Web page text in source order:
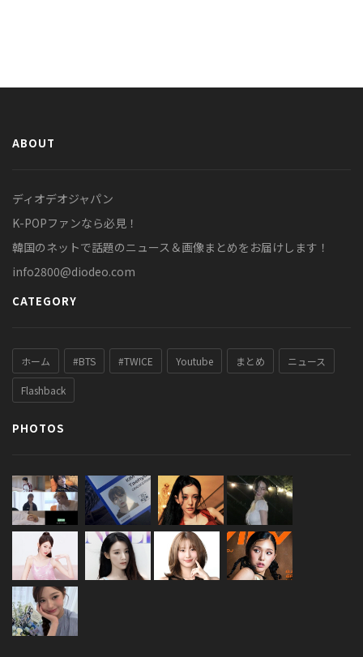
ABOUT
ディオデオジャパン
K-POPファンなら必見！
韓国のネットで話題のニュース＆画像まとめをお届けします！
info2800@diodeo.com
CATEGORY
ホーム #BTS #TWICE Youtube まとめ ニュース
Flashback
PHOTOS